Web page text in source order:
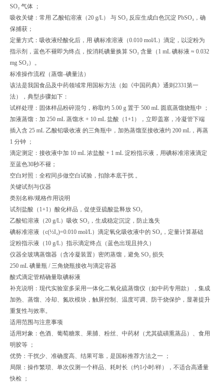
SO₂ 气体 ；
吸收关键：常用 乙酸铅溶液（20 g/L） 与 SO₂ 反应生成白色沉淀 PbSO₃，确
保捕获；
定量方式：吸收液经酸化后，用 碘标准溶液（0.010 mol/L）滴定，以淀粉为
指示剂，蓝色不褪即为终点，按消耗碘量换算 SO₂ 含量（1 mL 碘标液 ≈ 0.032
mg SO₂）。
标准操作流程（蒸馏–碘量法）
该法是我国食品及中药领域常用国标方法（如《中国药典》通则2331第一
法），典型步骤如下：
试样处理：固体样品粉碎混匀，称取约 5.00 g 置于 500 mL 圆底蒸馏烧瓶中 ；
加液蒸馏：加 250 mL 蒸馏水 + 10 mL 盐酸（1+1），立即盖塞，冷凝管下端
插入含 25 mL 乙酸铅吸收液 的三角瓶中，加热蒸馏至接收液约 200 mL，再蒸
1 分钟 ；
滴定测定：接收液中加 10 mL 浓盐酸 + 1 mL 淀粉指示液，用碘标准溶液滴定
至蓝色30秒不褪；
空白对照：全程同步做空白试验，扣除本底干扰 。
关键试剂与仪器
类别名称/规格作用说明
试剂盐酸（1+1） 酸化样品，促使亚硫酸盐释放 SO₂
乙酸铅溶液（20 g/L） 吸收 SO₂，生成稳定沉淀，防止逸失
碘标准溶液（c(½I₂)=0.010 mol/L） 滴定氧化吸收液中的 SO₂，定量计算基础
淀粉指示液（10 g/L） 指示滴定终点（蓝色出现且持久）
仪器全玻璃蒸馏器（含冷凝装置） 密闭蒸馏，避免 SO₂ 损失
250 mL 碘量瓶 / 三角烧瓶接收与滴定容器
酸式滴定管精确量取碘标液
补充说明：现代实验室多采用一体化二氧化硫蒸馏仪（如中药专用款），集成
加热、蒸馏、冷却、氮吹模块，触屏控制、温度可调、防干烧保护，显著提升
重复性与效率。
适用范围与注意事项
适用对象：色酒、葡萄糖浆、果脯、粉丝、中药材（尤其硫磺熏蒸品）、食用
明胶等 ；
优势：干扰少、准确度高、结果可靠，是国标推荐方法之一 ；
局限：操作繁琐、单次仅测一个样品、耗时长（约1小时/样），不适合高通量
快检 ；